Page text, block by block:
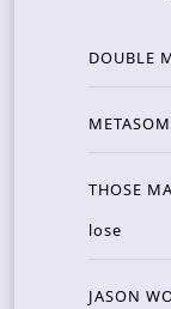
DOUBLE
THOSE
lose
JASON